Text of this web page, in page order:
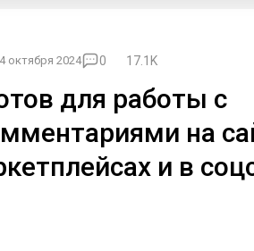
октября 2024 0 17.1K
для работы с
на
и в